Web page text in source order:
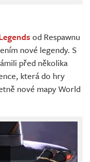
od Respawnu
nové legendy. S
před několika
která do hry
nové mapy World